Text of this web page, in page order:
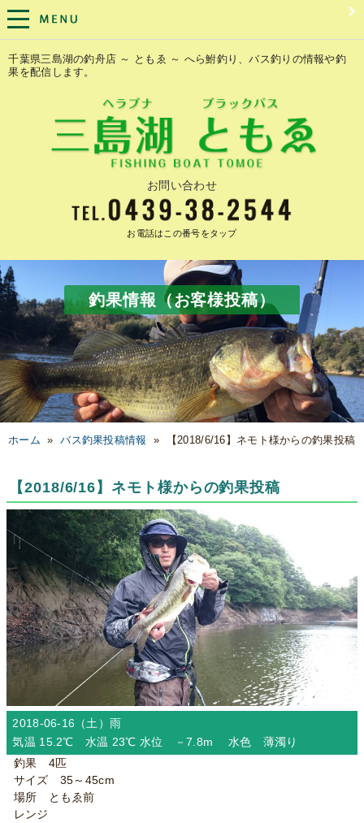
千葉県三島湖の釣舟店 ～ ともゑ ～ へら鮒釣り、バス釣りの情報や釣
果を配信します。
お問い合わせ
お電話はこの番号をタップ
釣果情報（お客様投稿）
ホーム »バス釣果投稿情報 » 【2018/6/16】ネモト様からの釣果投稿
【2018/6/16】ネモト様からの釣果投稿
2018-06-16（土）雨
気温 15.2℃ 水温 23℃ 水位 －7.8m 水色 薄濁り
釣果 4匹
サイズ 35～45cm
場所 ともゑ前
レンジ